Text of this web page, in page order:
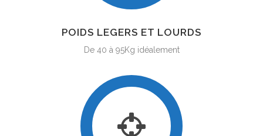
POIDS LEGERS ET LOURDS
De 40 à 95Kg idéalement